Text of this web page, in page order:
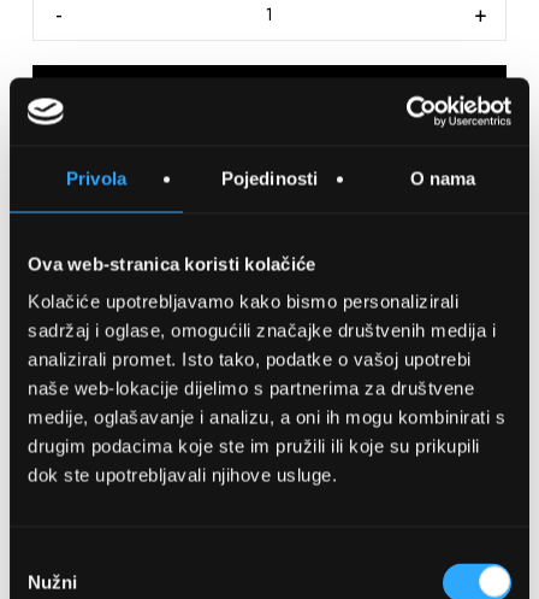
Privola Pojedinosti O nama
Ova web-stranica koristi kolačiće
Kolačiće upotrebljavamo kako bismo personalizirali
sadržaj i oglase, omogućili značajke društvenih medija i
analizirali promet. Isto tako, podatke o vašoj upotrebi
naše web-lokacije dijelimo s partnerima za društvene
medije, oglašavanje i analizu, a oni ih mogu kombinirati s
drugim podacima koje ste im pružili ili koje su prikupili
dok ste upotrebljavali njihove usluge.
pristanka
Nužni
SPREMITE NA LISTU ŽELJA
Detalji
Podijeli s prijateljima